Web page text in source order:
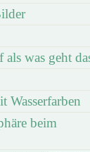
was geht
Wasserfarben
beim